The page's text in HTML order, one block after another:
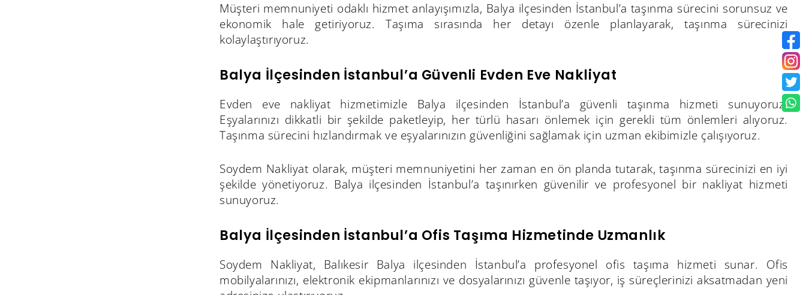
Müşteri memnuniyeti odaklı hizmet anlayışımızla, Balya ilçesinden İstanbul’a taşınma sürecini sorunsuz ve
ekonomik hale getiriyoruz. Taşıma sırasında her detayı özenle planlayarak, taşınma sürecinizi
kolaylaştırıyoruz.
Balya İlçesinden İstanbul’a Güvenli Evden Eve Nakliyat
Evden eve nakliyat hizmetimizle Balya ilçesinden İstanbul’a güvenli taşınma hizmeti sunuyoruz.
Eşyalarınızı dikkatli bir şekilde paketleyip, her türlü hasarı önlemek için gerekli tüm önlemleri alıyoruz.
Taşınma sürecini hızlandırmak ve eşyalarınızın güvenliğini sağlamak için uzman ekibimizle çalışıyoruz.
Soydem Nakliyat olarak, müşteri memnuniyetini her zaman en ön planda tutarak, taşınma sürecinizi en iyi
şekilde yönetiyoruz. Balya ilçesinden İstanbul’a taşınırken güvenilir ve profesyonel bir nakliyat hizmeti
sunuyoruz.
Balya İlçesinden İstanbul’a Ofis Taşıma Hizmetinde Uzmanlık
Soydem Nakliyat, Balıkesir Balya ilçesinden İstanbul’a profesyonel ofis taşıma hizmeti sunar. Ofis
mobilyalarınızı, elektronik ekipmanlarınızı ve dosyalarınızı güvenle taşıyor, iş süreçlerinizi aksatmadan yeni